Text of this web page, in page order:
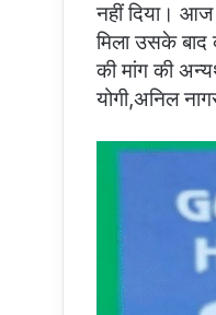
नहीं दिया। आज
मिला उसके बाद
की मांग की
योगी,अनिल